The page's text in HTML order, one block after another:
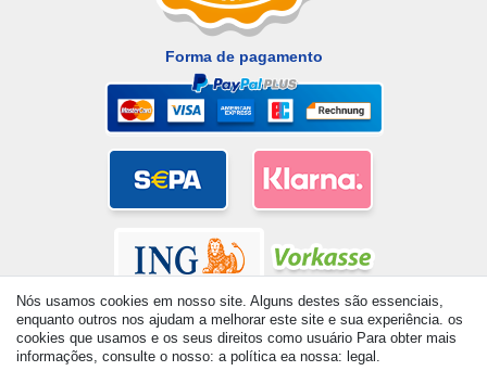
Forma de pagamento
Nós usamos cookies em nosso site. Alguns destes são essenciais,
enquanto outros nos ajudam a melhorar este site e sua experiência. os
cookies que usamos e os seus direitos como usuário Para obter mais
informações, consulte o nosso: a política ea nossa: legal.